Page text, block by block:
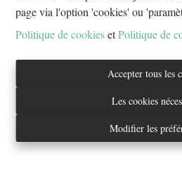
page via l'option 'cookies' ou
Politique de cookiesetPolitique de
Accepter tous les
Les cookies
Modifier les
minutes à pied et à proximité de
STUDIO lumineux, meublé de
au 1er étage d'un petit immeuble
cuisine équipée avec réfrigérateur,
combiné micro-ondes, cuisinière au
linge commun au sous-sol.